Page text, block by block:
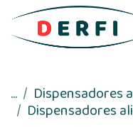
Ir al contenido
... Dispensadores
Dispensadores